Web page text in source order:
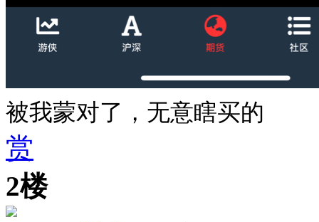
被我蒙对了，无意瞎买的
赏
2楼